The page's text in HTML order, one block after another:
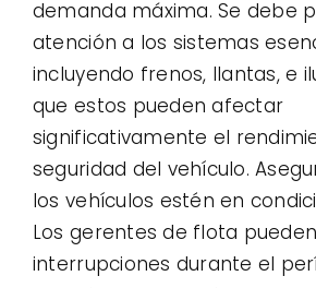
demanda máxima. Se debe
atención a los sistemas
incluyendo frenos, llantas, e
que estos pueden afectar
significativamente el
seguridad del vehículo.
los vehículos estén en
Los gerentes de flota
interrupciones durante el